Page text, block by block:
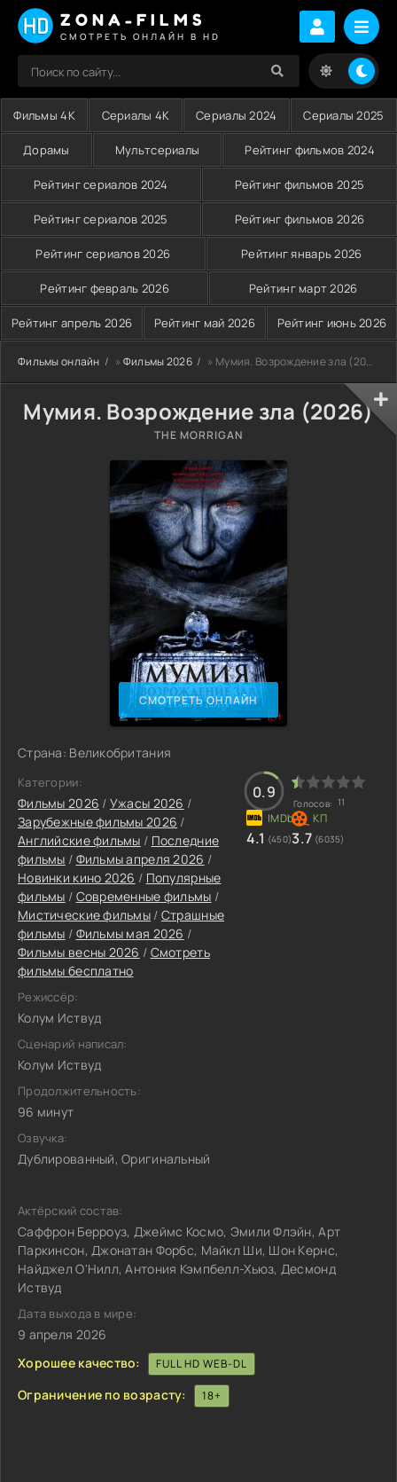
ZONA-FILMS
СМОТРЕТЬ ОНЛАЙН В HD
Фильмы 4K Сериалы 4K Сериалы 2024 Сериалы 2025
Дорамы Мультсериалы Рейтинг фильмов 2024
Рейтинг сериалов 2024 Рейтинг фильмов 2025
Рейтинг сериалов 2025 Рейтинг фильмов 2026
Рейтинг сериалов 2026 Рейтинг январь 2026
Рейтинг февраль 2026 Рейтинг март 2026
Рейтинг апрель 2026 Рейтинг май 2026 Рейтинг июнь 2026
Фильмы онлайн » Фильмы 2026 » Мумия. Возрождение зла (2026)
Мумия. Возрождение зла (2026)
THE MORRIGAN
СМОТРЕТЬ ОНЛАЙН
Страна: Великобритания
Категории:
Фильмы 2026 / Ужасы 2026 /
Зарубежные фильмы 2026 /
Английские фильмы / Последние
фильмы / Фильмы апреля 2026 /
Новинки кино 2026 / Популярные
фильмы / Современные фильмы /
Мистические фильмы / Страшные
фильмы / Фильмы мая 2026 /
Фильмы весны 2026 / Смотреть
фильмы бесплатно
Режиссёр:
Колум Иствуд
Сценарий написал:
Колум Иствуд
Продолжительность:
96 минут
Озвучка:
Дублированный, Оригинальный
0.9
Голосов: 11
4.1 (450)3.7 (6035)
Актёрский состав:
Саффрон Берроуз, Джеймс Космо, Эмили Флэйн, Арт
Паркинсон, Джонатан Форбс, Майкл Ши, Шон Кернс,
Найджел О'Нилл, Антония Кэмпбелл-Хьюз, Десмонд
Иствуд
Дата выхода в мире:
9 апреля 2026
Хорошее качество:
FULL HD WEB-DL
Ограничение по возрасту: 18+